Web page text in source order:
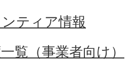
ティア情報
覧（事業者向け）